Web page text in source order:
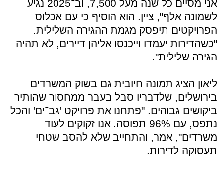
אני מסיים כל שנה מעל 7,500, וב־2025 נגיע
לשמונה אלף", ציין. הוא הוסיף כי עם אכלוס
הפרויקטים תיפסק מגמת ההגירה השלילית.
"כשהדירות יעמדו וייכנסו אליהן דיירים, לא תהיה
הגירה שלילית".
ליאון הציג תמונה חיובית גם בשוק המשרדים
בירושלים, שלדבריו סבל בעבר ממחסור שהותיר
ביקושים גבוהים. "פתחנו את פרויקט 'גב־ים' והכל
נתפס, עם 96% תפוסה. אנו זקוקים לעוד
משרדים", אמר, והתחייב שלא להסב שטחי
תעסוקה לדירות.